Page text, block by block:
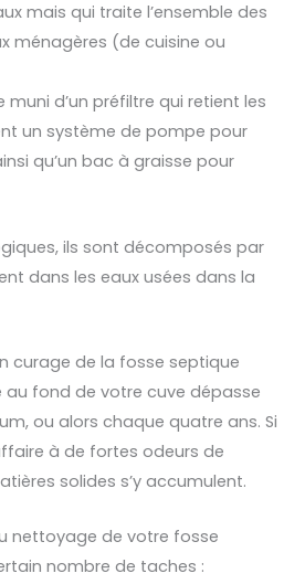
mais qui traite l’ensemble des
ménagères (de cuisine ou
d’un préfiltre qui retient les
un système de pompe pour
qu’un bac à graisse pour
ils sont décomposés par
dans les eaux usées dans la
curage de la fosse septique
fond de votre cuve dépasse
ou alors chaque quatre ans. Si
à de fortes odeurs de
solides s’y accumulent.
nettoyage de votre fosse
nombre de taches :